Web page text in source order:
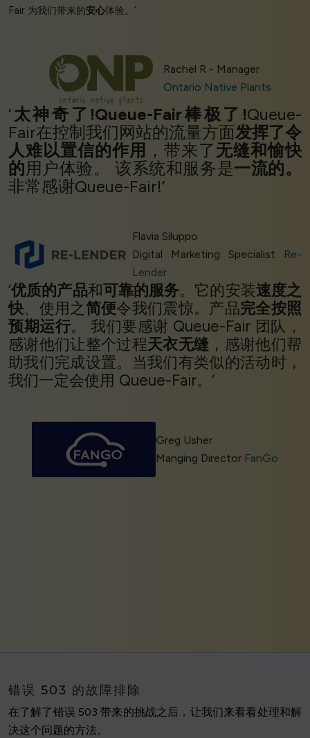
Fair 为我们带来的安心体验。’
Rachel R - Manager
Ontario Native Plants
‘太神奇了!Queue-Fair棒极了!Queue-
Fair在控制我们网站的流量方面发挥了令
人难以置信的作用 ，带来了 无缝和愉快
的用户体验。 该系统和服务是一流的。
非常感谢Queue-Fair!’
Flavia Siluppo
Digital Marketing Specialist
Re-
Lender
‘优质的产品和可靠的服务。它的安装速度之
快、使用之简便令我们震惊。产品完全按照
预期运行。 我们要感谢 Queue-Fair 团队，
感谢他们让整个过程天衣无缝 ，感谢他们帮
助我们完成设置。当我们有类似的活动时，
我们一定会使用 Queue-Fair。’
Greg Usher
Manging Director FanGo
错误 503 的故障排除
在了解了错误 503 带来的挑战之后，让我们来看看处理和解
决这个问题的方法。